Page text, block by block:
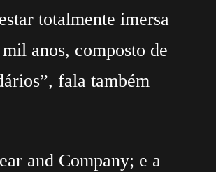
totalmente imersa
anos, composto de
fala também
and Company; e a